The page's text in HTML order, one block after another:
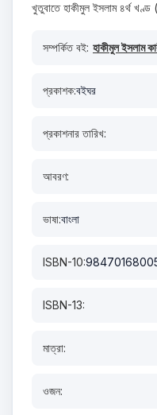
খুতুবাতে হাকীমুল ইসলাম ৪র্থ খণ্ড
সম্পর্কিত বই: হাকীমুল ইসলাম
প্রকাশক:বইঘর
প্রকাশনার তারিখ:
আবরণ:
ভাষা:বাংলা
ISBN-10:
ISBN-13:
মাত্রা:
ওজন: